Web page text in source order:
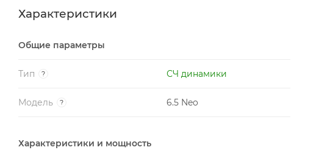
Характеристики
Общие параметры
Тип ? СЧ динамики
Модель ? 6.5 Neo
Характеристики и мощность